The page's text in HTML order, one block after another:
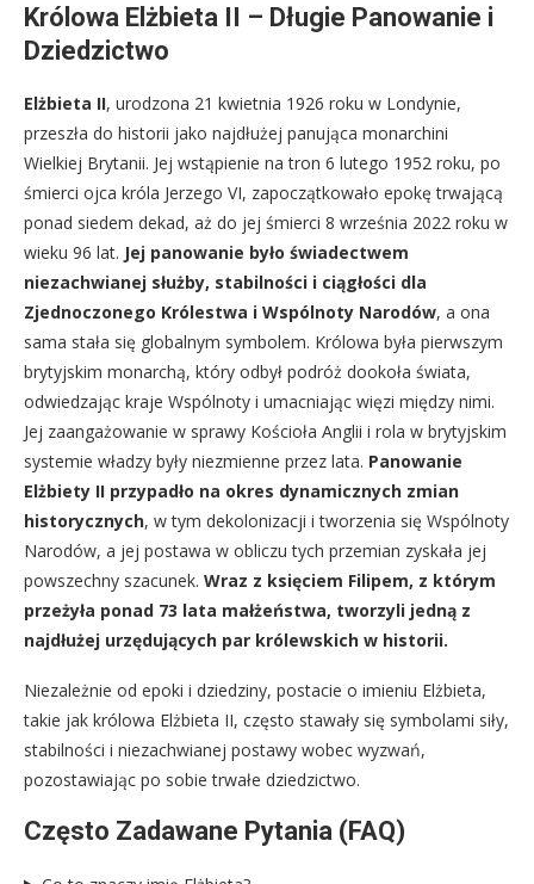
Królowa Elżbieta II – Długie Panowanie i
Dziedzictwo
Elżbieta II, urodzona 21 kwietnia 1926 roku w Londynie,
przeszła do historii jako najdłużej panująca monarchini
Wielkiej Brytanii. Jej wstąpienie na tron 6 lutego 1952 roku, po
śmierci ojca króla Jerzego VI, zapoczątkowało epokę trwającą
ponad siedem dekad, aż do jej śmierci 8 września 2022 roku w
wieku 96 lat. Jej panowanie było świadectwem
niezachwianej służby, stabilności i ciągłości dla
Zjednoczonego Królestwa i Wspólnoty Narodów, a ona
sama stała się globalnym symbolem. Królowa była pierwszym
brytyjskim monarchą, który odbył podróż dookoła świata,
odwiedzając kraje Wspólnoty i umacniając więzi między nimi.
Jej zaangażowanie w sprawy Kościoła Anglii i rola w brytyjskim
systemie władzy były niezmienne przez lata. Panowanie
Elżbiety II przypadło na okres dynamicznych zmian
historycznych, w tym dekolonizacji i tworzenia się Wspólnoty
Narodów, a jej postawa w obliczu tych przemian zyskała jej
powszechny szacunek. Wraz z księciem Filipem, z którym
przeżyła ponad 73 lata małżeństwa, tworzyli jedną z
najdłużej urzędujących par królewskich w historii.
Niezależnie od epoki i dziedziny, postacie o imieniu Elżbieta,
takie jak królowa Elżbieta II, często stawały się symbolami siły,
stabilności i niezachwianej postawy wobec wyzwań,
pozostawiając po sobie trwałe dziedzictwo.
Często Zadawane Pytania (FAQ)